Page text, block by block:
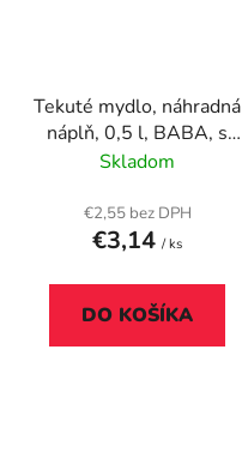
Tekuté mydlo, náhradná
náplň, 0,5 l, BABA, s
čajovníkom
Skladom
€2,55 bez DPH
€3,14 / ks
DO KOŠÍKA